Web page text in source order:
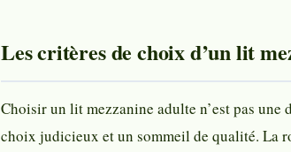
Les critères de choix d’un lit
Choisir un lit mezzanine adulte n’est pas
choix judicieux et un sommeil de qualité. La